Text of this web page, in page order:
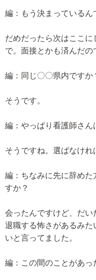
編：もう決まっているん
だめだったら次はここ
で。面接とかも済んだの
編：同じ〇〇県内ですか
そうです。
編：やっぱり看護師さん
そうですね。選ばなけれ
編：ちなみに先に辞め
すか？
会ったんですけど、だい
退職する怖さがあるみ
いと言ってました。
編：この間のことがあっ